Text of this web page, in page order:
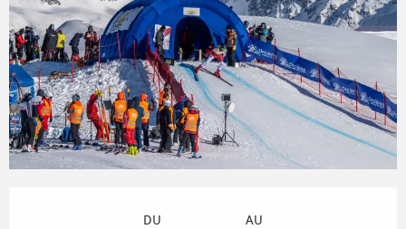
DU AU